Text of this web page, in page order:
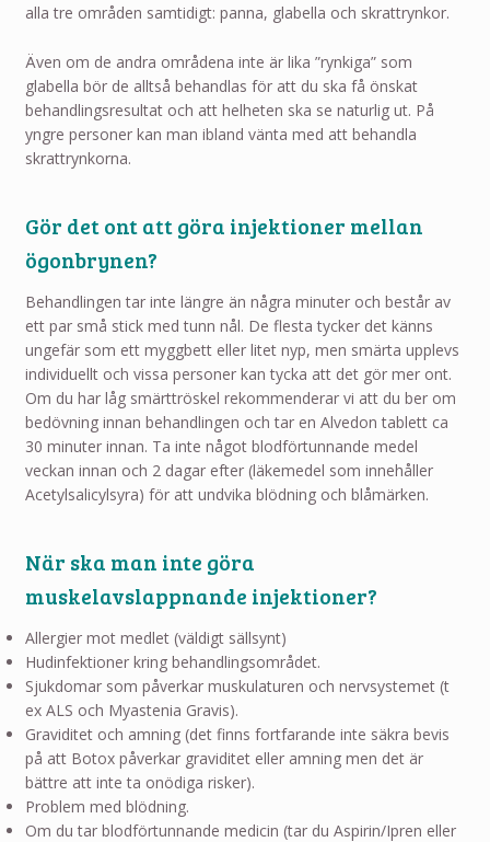
alla tre områden samtidigt: panna, glabella och skrattrynkor.
Även om de andra områdena inte är lika ”rynkiga” som
glabella bör de alltså behandlas för att du ska få önskat
behandlingsresultat och att helheten ska se naturlig ut. På
yngre personer kan man ibland vänta med att behandla
skrattrynkorna.
Gör det ont att göra injektioner mellan
ögonbrynen?
Behandlingen tar inte längre än några minuter och består av
ett par små stick med tunn nål. De flesta tycker det känns
ungefär som ett myggbett eller litet nyp, men smärta upplevs
individuellt och vissa personer kan tycka att det gör mer ont.
Om du har låg smärttröskel rekommenderar vi att du ber om
bedövning innan behandlingen och tar en Alvedon tablett ca
30 minuter innan. Ta inte något blodförtunnande medel
veckan innan och 2 dagar efter (läkemedel som innehåller
Acetylsalicylsyra) för att undvika blödning och blåmärken.
När ska man inte göra
muskelavslappnande injektioner?
Allergier mot medlet (väldigt sällsynt)
Hudinfektioner kring behandlingsområdet.
Sjukdomar som påverkar muskulaturen och nervsystemet (t
ex ALS och Myastenia Gravis).
Graviditet och amning (det finns fortfarande inte säkra bevis
på att Botox påverkar graviditet eller amning men det är
bättre att inte ta onödiga risker).
Problem med blödning.
Om du tar blodförtunnande medicin (tar du Aspirin/Ipren eller